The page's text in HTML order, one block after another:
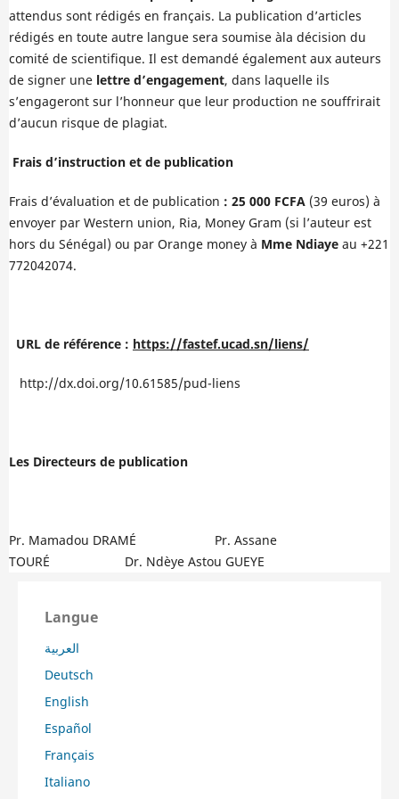
attendus sont rédigés en français. La publication d’articles
rédigés en toute autre langue sera soumise àla décision du
comité de scientifique. Il est demandé également aux auteurs
de signer une lettre d’engagement, dans laquelle ils
s’engageront sur l’honneur que leur production ne souffrirait
d’aucun risque de plagiat.
Frais d’instruction et de publication
Frais d’évaluation et de publication : 25 000 FCFA(39 euros) à
envoyer par Western union, Ria, Money Gram (si l’auteur est
hors du Sénégal) ou par Orange money à Mme Ndiayeau +221
772042074.
URL de référence : https://fastef.ucad.sn/liens/
http://dx.doi.org/10.61585/pud-liens
Les Directeurs de publication
Pr. Mamadou DRAMÉ Pr. Assane
TOURÉ Dr. Ndèye Astou GUEYE
Langue
العربية
Deutsch
English
Español
Français
Italiano